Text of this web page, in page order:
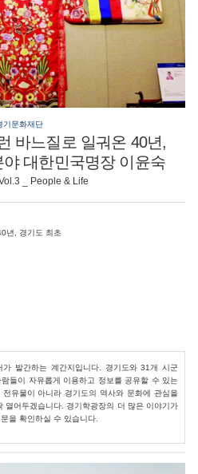
기문화재단
바느질로 일궈온 40년,
대한민국명장 이윤숙
_ People & Life
년, 경기도 최초
가 발간하는 계간지입니다. 경기도와 31개 시군
들이 자유롭게 이용하고 정보를 공유할 수 있는
유물이 아니라 경기도의 역사와 문화에 관심을
열어두겠습니다. 경기학광장의 더 많은 이야기가
을 확인하실 수 있습니다.